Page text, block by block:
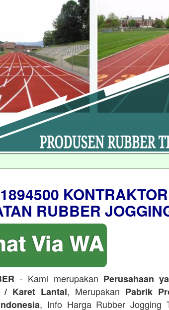
RUBBER
- Kami merupakan Perusahaan
/ Karet Lantai, Merupakan Pabrik
, Info Harga Rubber Jogging